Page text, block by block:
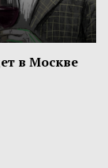
в Москве